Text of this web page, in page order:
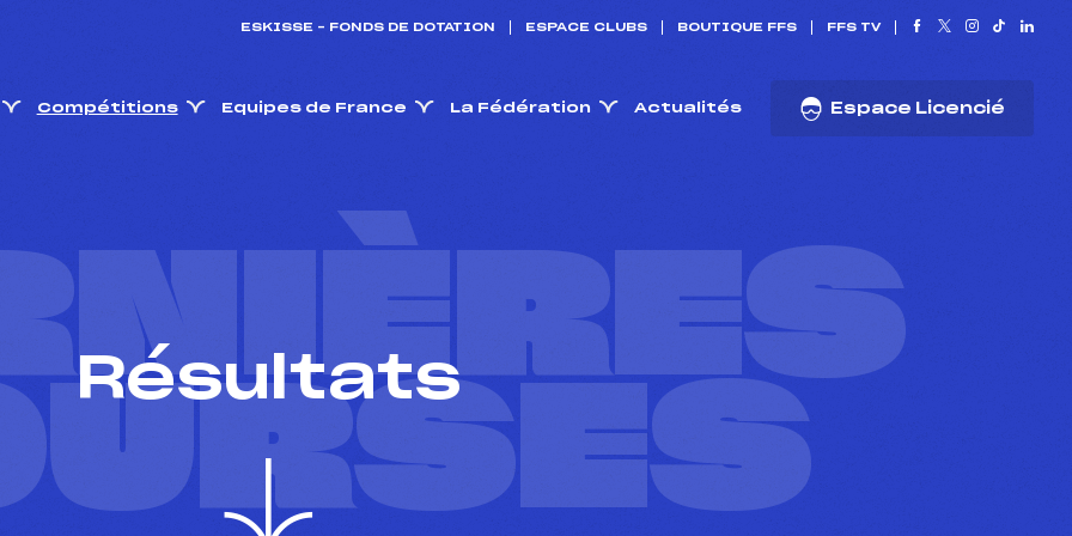
ESKISSE – FONDS DE DOTATION ESPACE CLUBS BOUTIQUE FFS FFS TV
Compétitions Equipes de France La Fédération Actualités Espace Licencié
Résultats